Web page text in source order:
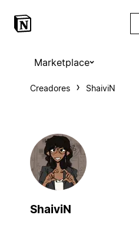
Marketplace
Creadores ShaiviN
ShaiviN